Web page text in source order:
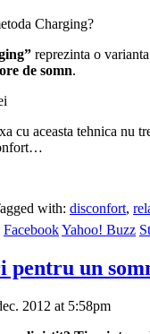
Charging?
reprezinta o
de somn.
cu aceasta tehnica nu
with: disconfort,
FacebookYahoo! Buzz
pentru un
2012 at 5:58pm